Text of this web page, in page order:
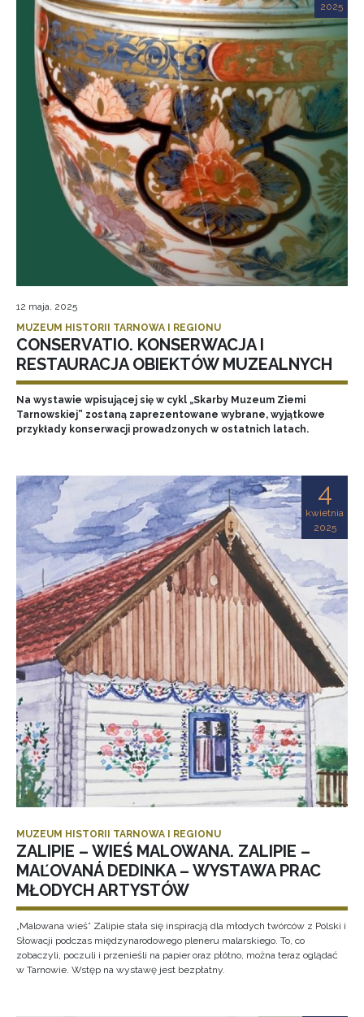
2025
12 maja, 2025
MUZEUM HISTORII TARNOWA I REGIONU
CONSERVATIO. KONSERWACJA I
RESTAURACJA OBIEKTÓW MUZEALNYCH
Na wystawie wpisującej się w cykl „Skarby Muzeum Ziemi
Tarnowskiej” zostaną zaprezentowane wybrane, wyjątkowe
przykłady konserwacji prowadzonych w ostatnich latach.
4
kwietnia
2025
MUZEUM HISTORII TARNOWA I REGIONU
ZALIPIE – WIEŚ MALOWANA. ZALIPIE –
MAĽOVANÁ DEDINKA – WYSTAWA PRAC
MŁODYCH ARTYSTÓW
„Malowana wieś” Zalipie stała się inspiracją dla młodych twórców z Polski i
Słowacji podczas międzynarodowego pleneru malarskiego. To, co
zobaczyli, poczuli i przenieśli na papier oraz płótno, można teraz oglądać
w Tarnowie. Wstęp na wystawę jest bezpłatny.